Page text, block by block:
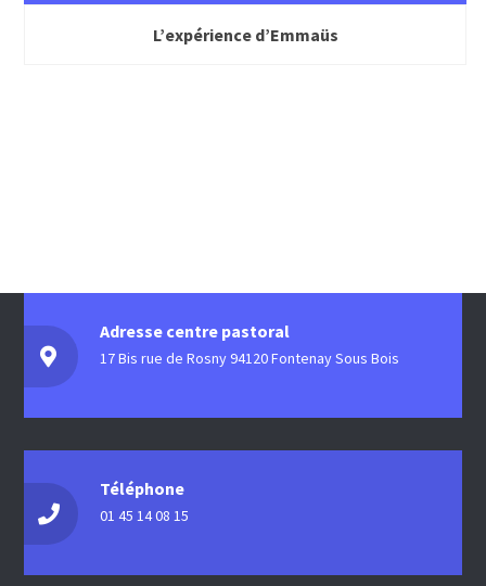
L’expérience d’Emmaüs
Adresse centre pastoral
17 Bis rue de Rosny 94120 Fontenay Sous Bois
Téléphone
01 45 14 08 15